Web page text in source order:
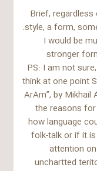
Brief,
style, a form,
I would be
stronger
PS: I am not
think at one point
ArAm”, by
the reasons
how language
folk-talk or if it
attention
unchartted